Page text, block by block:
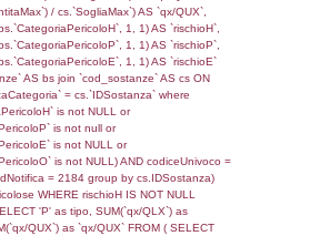
SELECT f_territori_limitrofi.Distanza,
FROM f_territori_limitrofi
ON
=
=